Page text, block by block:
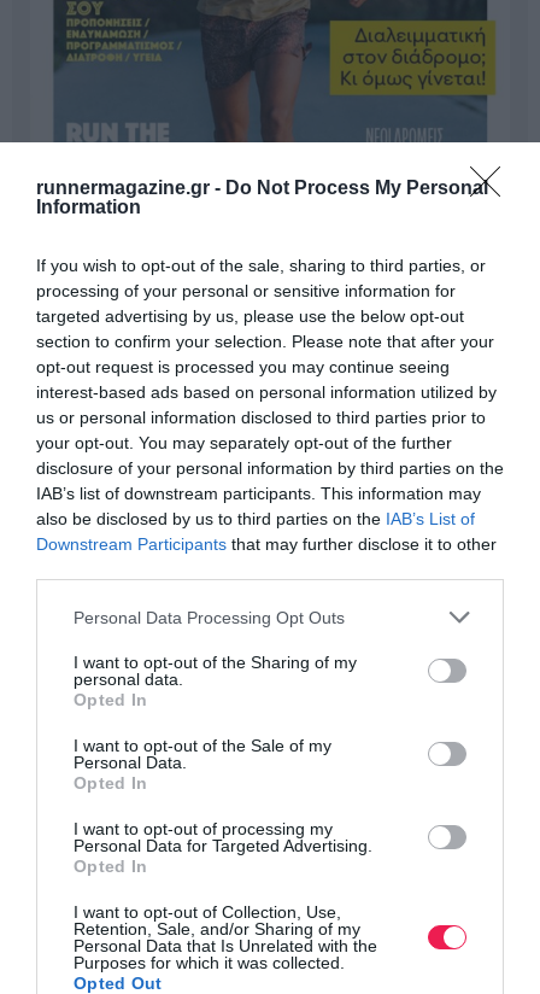
runnermagazine.gr - Do Not Process My Personal
Information
If you wish to opt-out of the sale, sharing to third parties, or
processing of your personal or sensitive information for
targeted advertising by us, please use the below opt-out
section to confirm your selection. Please note that after your
opt-out request is processed you may continue seeing
interest-based ads based on personal information utilized by
us or personal information disclosed to third parties prior to
your opt-out. You may separately opt-out of the further
disclosure of your personal information by third parties on the
IAB’s list of downstream participants. This information may
also be disclosed by us to third parties on the IAB’s List of
Downstream Participants that may further disclose it to other
Personal Data Processing Opt Outs
I want to opt-out of the Sharing of my
personal data.
Opted In
I want to opt-out of the Sale of my
Personal Data.
Opted In
I want to opt-out of processing my
Personal Data for Targeted Advertising.
Opted In
I want to opt-out of Collection, Use,
Retention, Sale, and/or Sharing of my
Personal Data that Is Unrelated with the
Purposes for which it was collected.
Opted Out
Γίνε Συνδρομητής
Βρες το RUNNER!
Όλα τα Τεύχη